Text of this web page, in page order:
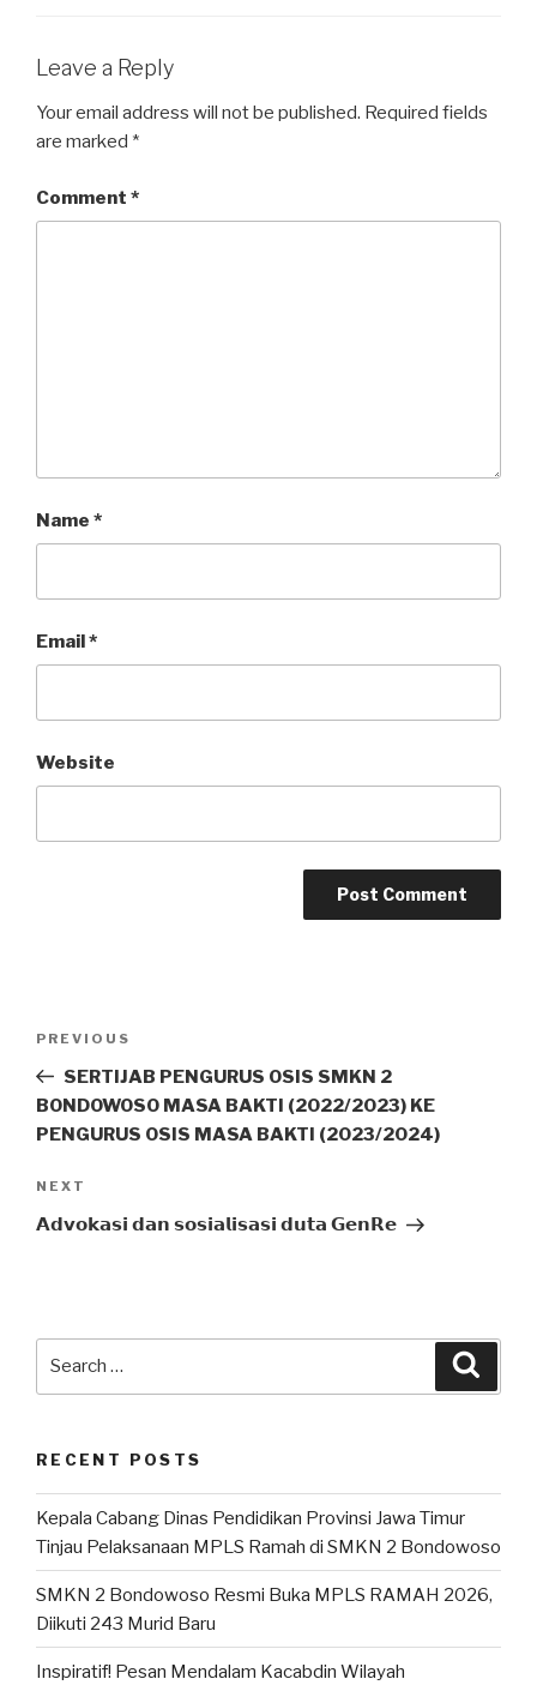
Leave a Reply
Your email address will not be published. Required fields
are marked *
Comment *
Name *
Email*
Website
PREVIOUS
SERTIJAB PENGURUS OSIS SMKN 2
BONDOWOSO MASA BAKTI (2022/2023) KE
PENGURUS OSIS MASA BAKTI (2023/2024)
NEXT
𝗔𝗱𝘃𝗼𝗸𝗮𝘀𝗶 𝗱𝗮𝗻 𝘀𝗼𝘀𝗶𝗮𝗹𝗶𝘀𝗮𝘀𝗶 𝗱𝘂𝘁𝗮 𝗚𝗲𝗻𝗥𝗲
RECENT POSTS
Kepala Cabang Dinas Pendidikan Provinsi Jawa Timur
Tinjau Pelaksanaan MPLS Ramah di SMKN 2 Bondowoso
SMKN 2 Bondowoso Resmi Buka MPLS RAMAH 2026,
Diikuti 243 Murid Baru
Inspiratif! Pesan Mendalam Kacabdin Wilayah